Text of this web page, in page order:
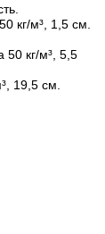
кг/м³, 1,5 см.
50 кг/м³, 5,5
19,5 см.